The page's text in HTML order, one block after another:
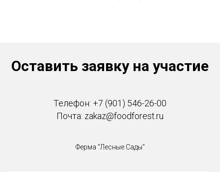
Оставить заявку на участие
Телефон: +7 (901) 546-26-00
Почта: zakaz@foodforest.ru
Ферма "Лесные Сады"